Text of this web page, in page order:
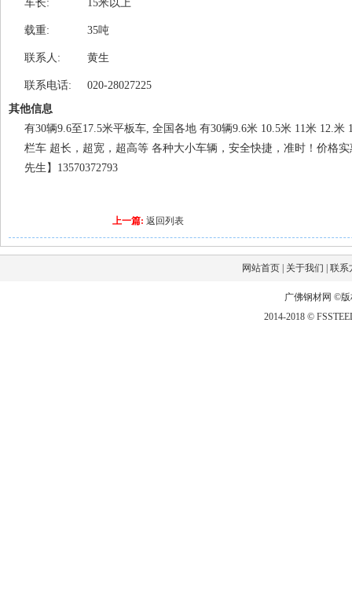
车长: 15米以上
载重: 35吨
联系人: 黄生
联系电话:
020-28027225
其他信息
有30辆9.6至17.5米平板车, 全国各地 有30辆9.6米 10.5米 11米 12.
栏车 超长，超宽，超高等 各种大小车辆，安全快捷，准时！价格实
先生】13570372793
上一篇: 返回列表
网站首页 关于我们 联系
广佛钢材网 ©
2014-2018 ©